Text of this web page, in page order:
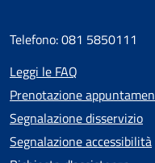
Telefono: 081 5850111
Leggi le FAQ
Prenotazione
Segnalazione disservizio
Segnalazione accessibilità